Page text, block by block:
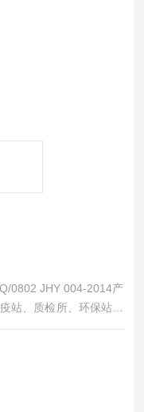
0802 JHY 004-2014产
站、质检所、环保站、
机推广中心、乳制品厂